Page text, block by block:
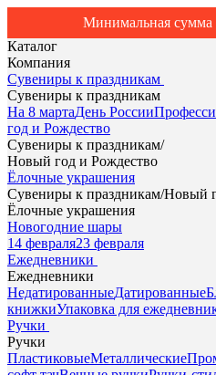
Минимальная сумма
Каталог
Компания
Сувениры к праздникам
Сувениры к праздникам
На 8 мартаДень России
год и Рождество
Сувениры к праздникам/
Новый год и Рождество
Ёлочные украшения
Сувениры к праздникам/Новый
Ёлочные украшения
Новогодние шары
14 февраля23 февраля
Ежедневники
Ежедневники
НедатированныеДатированные
книжкиУпаковка для
Ручки
Ручки
ПластиковыеМеталлические